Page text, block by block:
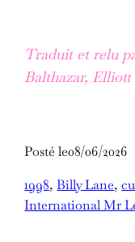
Traduit et relu
Balthazar, Elliott
Posté le08/06/2026
1998, Billy Lane,
International Mr